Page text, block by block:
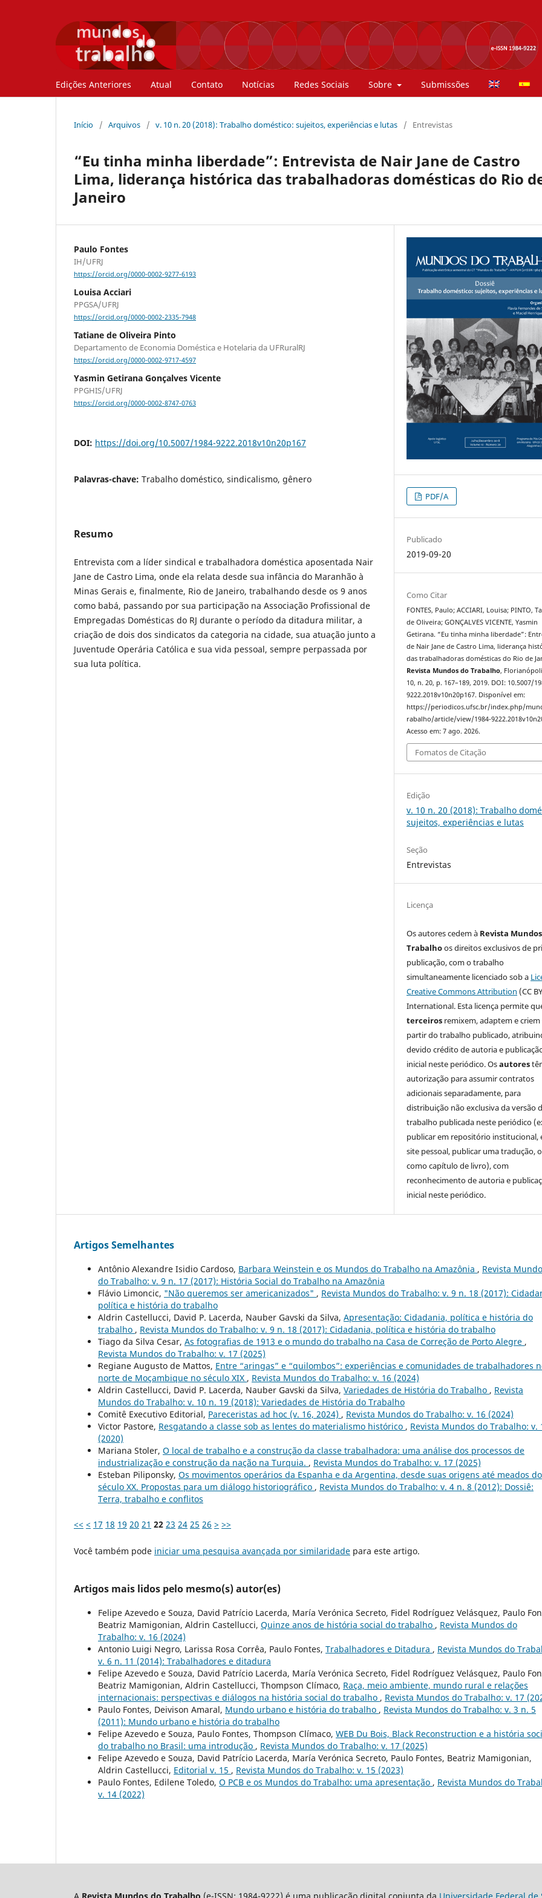
Edições Anteriores Atual Contato Notícias Redes Sociais Sobre Submissões
Início / Arquivos / v. 10 n. 20 (2018): Trabalho doméstico: sujeitos, experiências e lutas / Entrevistas
“Eu tinha minha liberdade”: Entrevista de Nair Jane de Castro
Lima, liderança histórica das trabalhadoras domésticas do Rio
Janeiro
Paulo Fontes
IH/UFRJ
https://orcid.org/0000-0002-9277-6193
Louisa Acciari
PPGSA/UFRJ
https://orcid.org/0000-0002-2335-7948
Tatiane de Oliveira Pinto
Departamento de Economia Doméstica e Hotelaria da UFRuralRJ
https://orcid.org/0000-0002-9717-4597
Yasmin Getirana Gonçalves Vicente
PPGHIS/UFRJ
https://orcid.org/0000-0002-8747-0763
DOI: https://doi.org/10.5007/1984-9222.2018v10n20p167
Palavras-chave: Trabalho doméstico, sindicalismo, gênero
Resumo
Entrevista com a líder sindical e trabalhadora doméstica aposentada Nair
Jane de Castro Lima, onde ela relata desde sua infância do Maranhão à
Minas Gerais e, finalmente, Rio de Janeiro, trabalhando desde os 9 anos
como babá, passando por sua participação na Associação Profissional de
Empregadas Domésticas do RJ durante o período da ditadura militar, a
criação de dois dos sindicatos da categoria na cidade, sua atuação junto a
Juventude Operária Católica e sua vida pessoal, sempre perpassada por
sua luta política.
PDF/A
Publicado
2019-09-20
Como Citar
FONTES, Paulo; ACCIARI, Louisa; PINTO,
de Oliveira; GONÇALVES VICENTE, Yasmin
Getirana. “Eu tinha minha liberdade”:
de Nair Jane de Castro Lima, liderança
das trabalhadoras domésticas do Rio de
Revista Mundos do Trabalho,
10, n. 20, p. 167–189, 2019. DOI: 10.5007/
9222.2018v10n20p167. Disponível em:
https://periodicos.ufsc.br/index.php/
rabalho/article/view/1984-
Acesso em: 7 ago. 2026.
Fomatos de Citação
Edição
v. 10 n. 20 (2018): Trabalho
sujeitos, experiências e lutas
Seção
Entrevistas
Licença
Os autores cedem à Revista
Trabalhoos direitos exclusivos de
publicação, com o trabalho
simultaneamente licenciado sob a
Creative Commons Attribution (CC
International. Esta licença permite
terceiros remixem, adaptem e criem
partir do trabalho publicado,
devido crédito de autoria e
inicial neste periódico. Osautores
autorização para assumir contratos
adicionais separadamente, para
distribuição não exclusiva da versão
trabalho publicada neste periódico
publicar em repositório institucional,
site pessoal, publicar uma tradução,
como capítulo de livro), com
reconhecimento de autoria e
inicial neste periódico.
Artigos Semelhantes
Antônio Alexandre Isidio Cardoso, Barbara Weinstein e os Mundos do Trabalho na Amazônia , Revista
do Trabalho: v. 9 n. 17 (2017): História Social do Trabalho na Amazônia
Flávio Limoncic, "Não queremos ser americanizados" , Revista Mundos do Trabalho: v. 9 n. 18 (2017):
política e história do trabalho
Aldrin Castellucci, David P. Lacerda, Nauber Gavski da Silva, Apresentação: Cidadania, política e história do
trabalho , Revista Mundos do Trabalho: v. 9 n. 18 (2017): Cidadania, política e história do trabalho
Tiago da Silva Cesar, As fotografias de 1913 e o mundo do trabalho na Casa de Correção de Porto Alegre ,
Revista Mundos do Trabalho: v. 17 (2025)
Regiane Augusto de Mattos, Entre “aringas” e “quilombos”: experiências e comunidades de trabalhadores
norte de Moçambique no século XIX , Revista Mundos do Trabalho: v. 16 (2024)
Aldrin Castellucci, David P. Lacerda, Nauber Gavski da Silva, Variedades de História do Trabalho , Revista
Mundos do Trabalho: v. 10 n. 19 (2018): Variedades de História do Trabalho
Comitê Executivo Editorial, Pareceristas ad hoc (v. 16, 2024) , Revista Mundos do Trabalho: v. 16 (2024)
Victor Pastore, Resgatando a classe sob as lentes do materialismo histórico , Revista Mundos do Trabalho: v.
(2020)
Mariana Stoler, O local de trabalho e a construção da classe trabalhadora: uma análise dos processos de
industrialização e construção da nação na Turquia. , Revista Mundos do Trabalho: v. 17 (2025)
Esteban Piliponsky, Os movimentos operários da Espanha e da Argentina, desde suas origens até meados do
século XX. Propostas para um diálogo historiográfico , Revista Mundos do Trabalho: v. 4 n. 8 (2012): Dossiê:
Terra, trabalho e conflitos
<< < 17 18 19 20 21 22 23 24 25 26 > >>
Você também pode iniciar uma pesquisa avançada por similaridade para este artigo.
Artigos mais lidos pelo mesmo(s) autor(es)
Felipe Azevedo e Souza, David Patrício Lacerda, María Verónica Secreto, Fidel Rodríguez Velásquez, Paulo
Beatriz Mamigonian, Aldrin Castellucci, Quinze anos de história social do trabalho , Revista Mundos do
Trabalho: v. 16 (2024)
Antonio Luigi Negro, Larissa Rosa Corrêa, Paulo Fontes, Trabalhadores e Ditadura , Revista Mundos do
v. 6 n. 11 (2014): Trabalhadores e ditadura
Felipe Azevedo e Souza, David Patrício Lacerda, María Verónica Secreto, Fidel Rodríguez Velásquez, Paulo
Beatriz Mamigonian, Aldrin Castellucci, Thompson Clímaco, Raça, meio ambiente, mundo rural e relações
internacionais: perspectivas e diálogos na história social do trabalho , Revista Mundos do Trabalho: v. 17
Paulo Fontes, Deivison Amaral, Mundo urbano e história do trabalho , Revista Mundos do Trabalho: v. 3 n. 5
(2011): Mundo urbano e história do trabalho
Felipe Azevedo e Souza, Paulo Fontes, Thompson Clímaco, WEB Du Bois, Black Reconstruction e a história
do trabalho no Brasil: uma introdução , Revista Mundos do Trabalho: v. 17 (2025)
Felipe Azevedo e Souza, David Patrício Lacerda, María Verónica Secreto, Paulo Fontes, Beatriz Mamigonian,
Aldrin Castellucci, Editorial v. 15 , Revista Mundos do Trabalho: v. 15 (2023)
Paulo Fontes, Edilene Toledo, O PCB e os Mundos do Trabalho: uma apresentação , Revista Mundos do
v. 14 (2022)